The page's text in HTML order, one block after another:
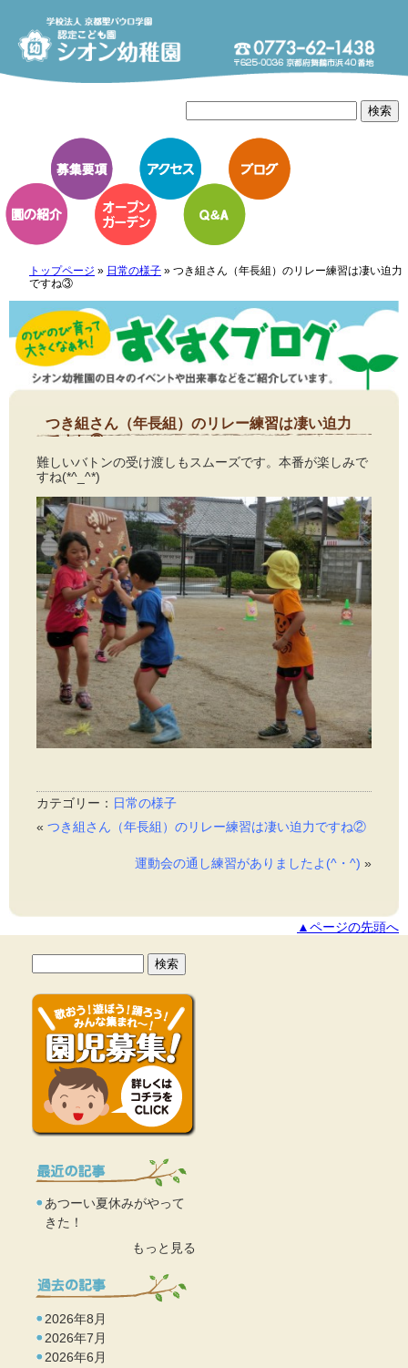
トップページ » 日常の様子» つき組さん（年長組）のリレー練習は凄い迫力
ですね③
つき組さん（年長組）のリレー練習は凄い迫力
ですね③
難しいバトンの受け渡しもスムーズです。本番が楽しみで
すね(*^_^*)
カテゴリー： 日常の様子
« つき組さん（年長組）のリレー練習は凄い迫力ですね②
運動会の通し練習がありましたよ(^・^) »
▲ページの先頭へ
あつーい夏休みがやって
きた！
もっと見る
2026年8月
2026年7月
2026年6月